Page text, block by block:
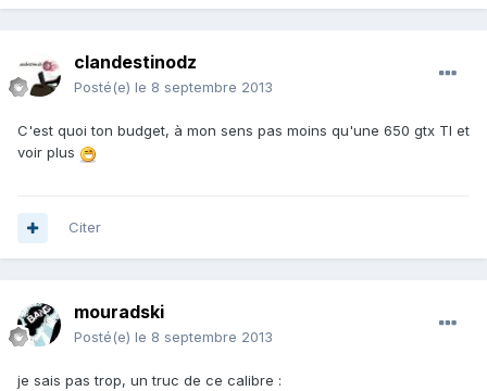
clandestinodz
Posté(e) le 8 septembre 2013
C'est quoi ton budget, à mon sens pas moins qu'une 650 gtx TI et
voir plus
Citer
mouradski
Posté(e) le 8 septembre 2013
je sais pas trop, un truc de ce calibre :